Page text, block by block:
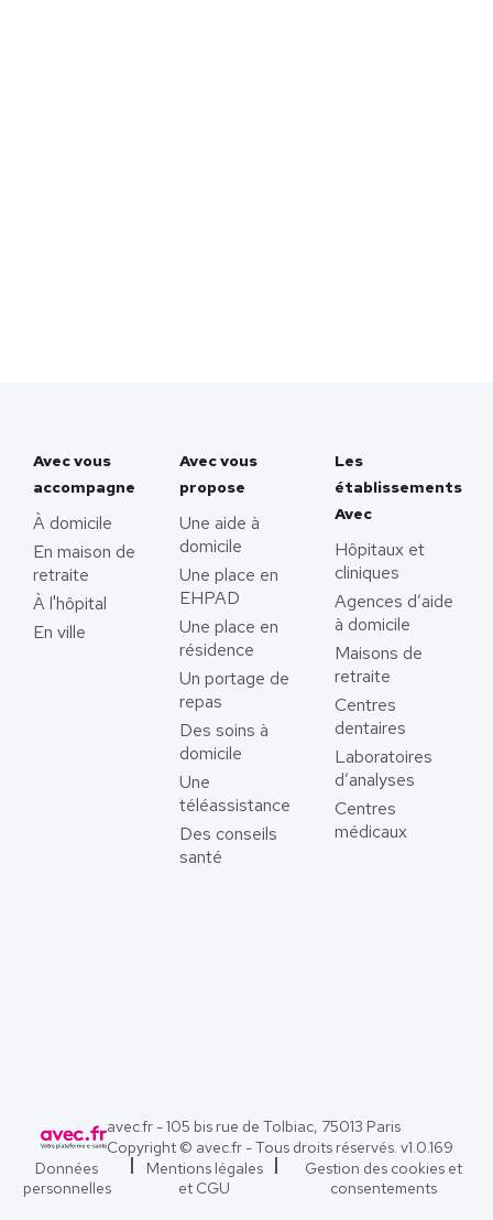
Avec vous
accompagne
À domicile
En maison de
retraite
À l'hôpital
En ville
Avec vous
propose
Une aide à
domicile
Une place en
EHPAD
Une place en
résidence
Un portage de
repas
Des soins à
domicile
Une
téléassistance
Des conseils
santé
Les
établissements
Avec
Hôpitaux et
cliniques
Agences d’aide
à domicile
Maisons de
retraite
Centres
dentaires
Laboratoires
d’analyses
Centres
médicaux
avec.fr - 105 bis rue de Tolbiac, 75013 Paris
Copyright © avec.fr - Tous droits réservés. v1.0.169
Données
personnelles
Mentions légales
et CGU
Gestion des cookies et
consentements